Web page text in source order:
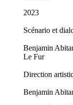
2023
Scénario et
Benjamin
Le Fur
Direction
Benjamin